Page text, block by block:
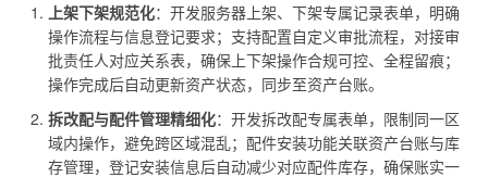
上架下架规范化：开发服务器上架、下架专属记录表单，明确
操作流程与信息登记要求；支持配置自定义审批流程，对接审
批责任人对应关系表，确保上下架操作合规可控、全程留痕；
操作完成后自动更新资产状态，同步至资产台账。
拆改配与配件管理精细化：开发拆改配专属表单，限制同一区
域内操作，避免跨区域混乱；配件安装功能关联资产台账与库
存管理，登记安装信息后自动减少对应配件库存，确保账实一